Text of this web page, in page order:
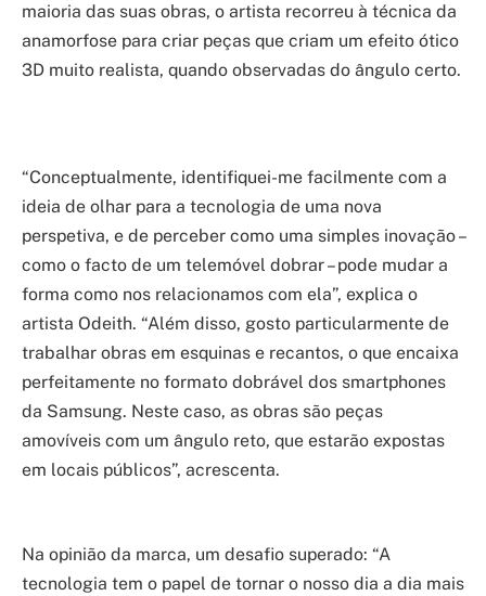
maioria das suas obras, o artista recorreu à técnica da
anamorfose para criar peças que criam um efeito ótico
3D muito realista, quando observadas do ângulo certo.
“Conceptualmente, identifiquei-me facilmente com a
ideia de olhar para a tecnologia de uma nova
perspetiva, e de perceber como uma simples inovação –
como o facto de um telemóvel dobrar – pode mudar a
forma como nos relacionamos com ela”, explica o
artista Odeith. “Além disso, gosto particularmente de
trabalhar obras em esquinas e recantos, o que encaixa
perfeitamente no formato dobrável dos smartphones
da Samsung. Neste caso, as obras são peças
amovíveis com um ângulo reto, que estarão expostas
em locais públicos”, acrescenta.
Na opinião da marca, um desafio superado: “A
tecnologia tem o papel de tornar o nosso dia a dia mais